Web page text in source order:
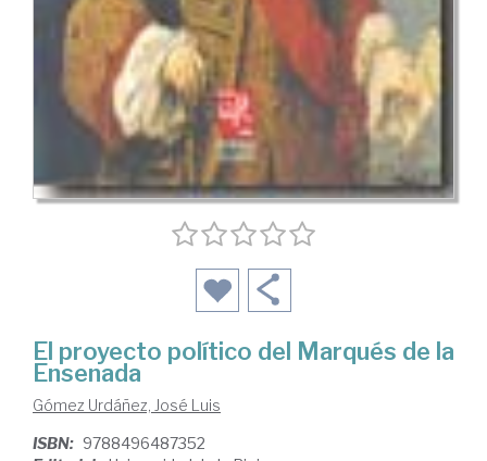
El proyecto político del Marqués de la
Ensenada
Gómez Urdáñez, José Luis
ISBN: 9788496487352